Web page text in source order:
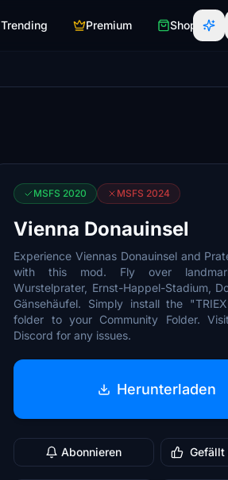
Trending Premium Shop
MSFS 2020 MSFS 2024
Vienna Donauinsel
Experience Viennas Donauinsel and
with this mod. Fly over
Wurstelprater, Ernst-Happel-Stadium,
Gänsehäufel. Simply install the
folder to your Community Folder.
Discord for any issues.
Herunterladen
Abonnieren Gefällt